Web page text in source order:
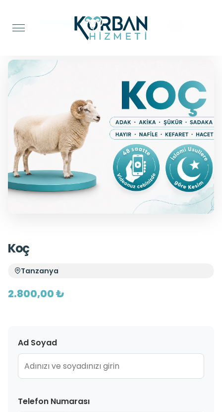
Adak Kurbanı
Koç
Tanzanya
2.800,00 ₺
Ad Soyad
Telefon Numarası